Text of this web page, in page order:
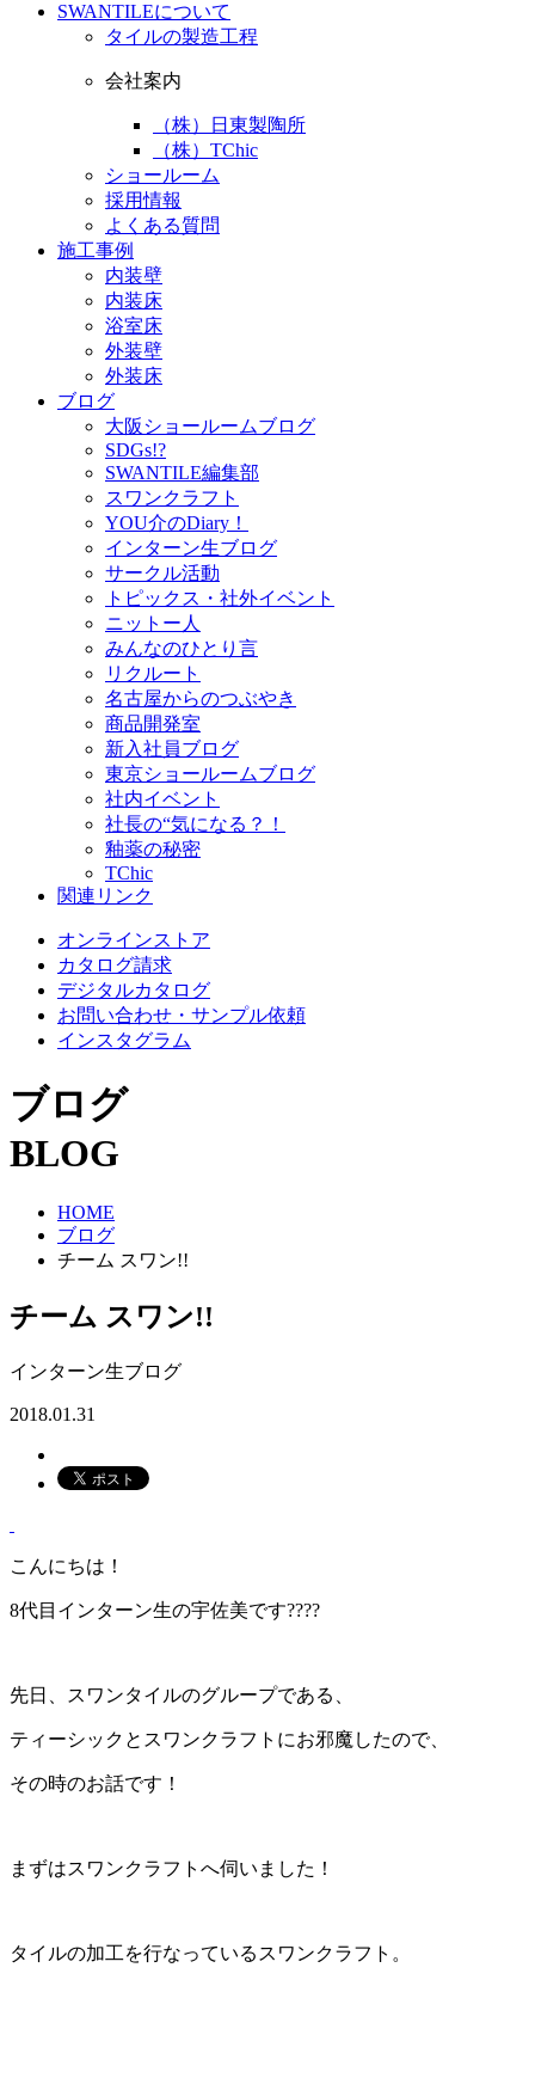
SWANTILEについて
タイルの製造工程
会社案内
（株）日東製陶所
（株）TChic
ショールーム
採用情報
よくある質問
施工事例
内装壁
内装床
浴室床
外装壁
外装床
ブログ
大阪ショールームブログ
SDGs!?
SWANTILE編集部
スワンクラフト
YOU介のDiary！
インターン生ブログ
サークル活動
トピックス・社外イベント
ニットー人
みんなのひとり言
リクルート
名古屋からのつぶやき
商品開発室
新入社員ブログ
東京ショールームブログ
社内イベント
社長の“気になる？！
釉薬の秘密
TChic
関連リンク
オンラインストア
カタログ請求
デジタルカタログ
お問い合わせ・サンプル依頼
インスタグラム
ブログ
BLOG
HOME
ブログ
チーム スワン!!
チーム スワン!!
インターン生ブログ
2018.01.31
こんにちは！
8代目インターン生の宇佐美です????
先日、スワンタイルのグループである、
ティーシックとスワンクラフトにお邪魔したので、
その時のお話です！
まずはスワンクラフトへ伺いました！
タイルの加工を行なっているスワンクラフト。